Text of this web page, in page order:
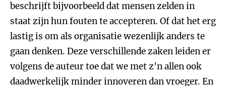
beschrijft bijvoorbeeld dat mensen zelden in
staat zijn hun fouten te accepteren. Of dat het erg
lastig is om als organisatie wezenlijk anders te
gaan denken. Deze verschillende zaken leiden er
volgens de auteur toe dat we met z'n allen ook
daadwerkelijk minder innoveren dan vroeger. En